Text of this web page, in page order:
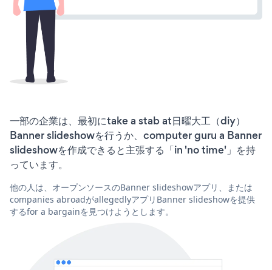
一部の企業は、最初にtake a stab at日曜大工（diy）
Banner slideshowを行うか、computer guru a Banner
slideshowを作成できると主張する「in 'no time'」を持
っています。
他の人は、オープンソースのBanner slideshowアプリ、または
companies abroadがallegedlyアプリBanner slideshowを提供
するfor a bargainを見つけようとします。